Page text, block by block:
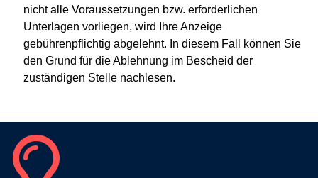
nicht alle Voraussetzungen bzw. erforderlichen
Unterlagen vorliegen, wird Ihre Anzeige
gebührenpflichtig abgelehnt. In diesem Fall können Sie
den Grund für die Ablehnung im Bescheid der
zuständigen Stelle nachlesen.